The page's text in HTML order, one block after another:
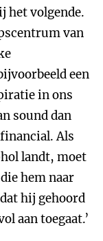
het volgende.
van
een
in ons
sound dan
Als
landt, moet
hem naar
hij gehoord
aan toegaat.’